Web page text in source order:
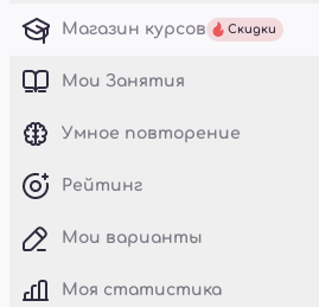
Магазин курсов Скидки
Mои Занятия
Умное повторение
Рейтинг
Мои варианты
Моя статистика